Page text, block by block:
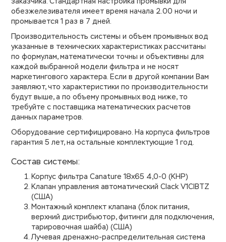
обезжелезивателя имеет время начала 2.00 ночи и
промывается 1 раз в 7 дней.
Производительность системы и объем промывных вод
указанные в технических характеристиках рассчитаны
по формулам, математически точны и объективны для
каждой выбранной модели фильтра и не носят
маркетингового характера. Если в другой компании Вам
заявляют, что характеристики по производительности
будут выше, а по объему промывных вод ниже, то
требуйте с поставщика математических расчетов
данных параметров.
Оборудование сертифицировано. На корпуса фильтров
гарантия 5 лет, на остальные комплектующие 1 год.
Состав системы:
Корпус фильтра Canature 18х65 4,0-0 (КНР)
Клапан управления автоматический Clack V1CIBTZ
(США)
Монтажный комплект клапана (блок питания,
верхний дистрибьютор, фитинги для подключения,
тарировочная шайба) (США)
Лучевая дренажно-распределительная система